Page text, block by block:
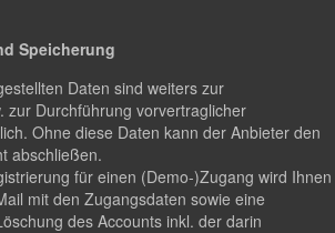
Speicherung
Daten sind weiters zur
zur Durchführung vorvertraglicher
Ohne diese Daten kann der Anbieter den
abschließen.
für einen (Demo-)Zugang wird Ihnen
mit den Zugangsdaten sowie eine
des Accounts inkl. der darin